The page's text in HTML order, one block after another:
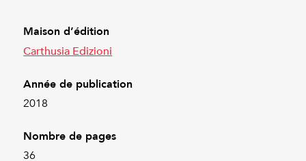
Maison d’édition
Carthusia Edizioni
Année de publication
2018
Nombre de pages
36